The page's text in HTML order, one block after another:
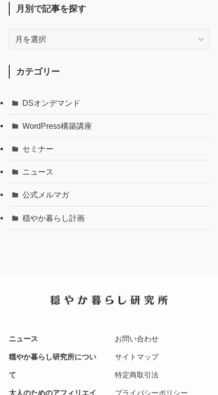
月別で記事を探す
探
カテゴリー
DSオンデマンド
WordPress構築講座
セミナー
ニュース
公式メルマガ
穏やか暮らし計画
ニュース
穏やか暮らし研究所につい
て
大人のためのアフィリエイ
お問い合わせ
サイトマップ
特定商取引法
プライバシーポリシー